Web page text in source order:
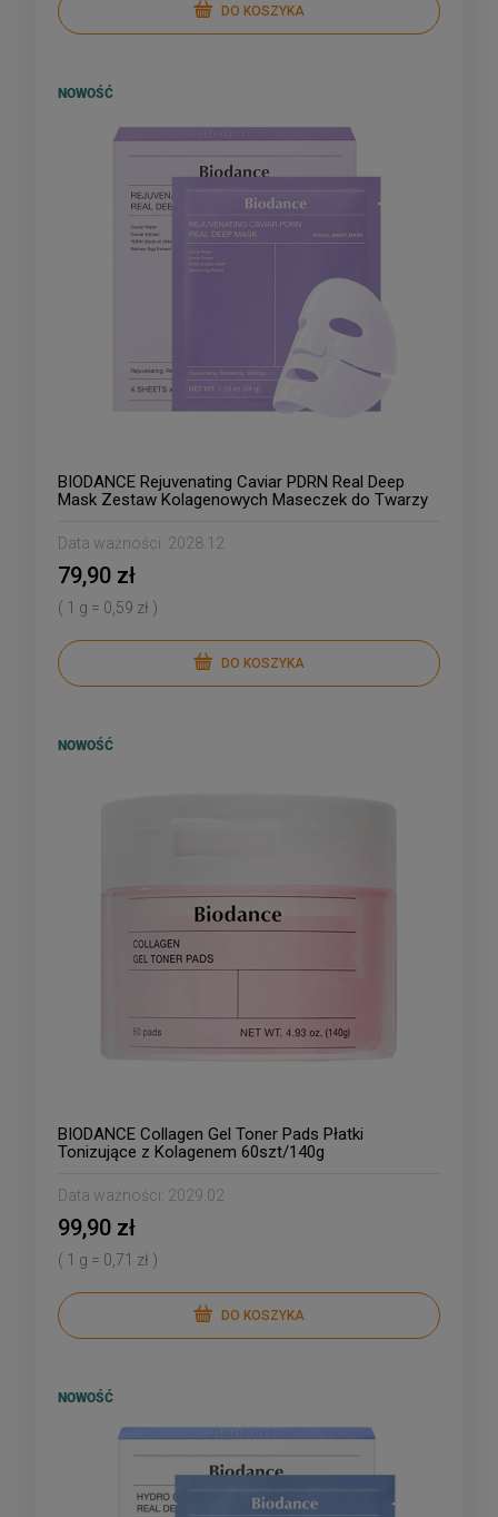
DO KOSZYKA
BIODANCE Rejuvenating Caviar PDRN Real Deep
Mask Zestaw Kolagenowych Maseczek do Twarzy
Data ważności: 2028.12
79,90 zł
( 1 g = 0,59 zł )
DO KOSZYKA
NOWOŚĆ
BIODANCE Collagen Gel Toner Pads Płatki
Tonizujące z Kolagenem 60szt/140g
Data ważności: 2029.02
99,90 zł
( 1 g = 0,71 zł )
DO KOSZYKA
NOWOŚĆ
NOWOŚĆ